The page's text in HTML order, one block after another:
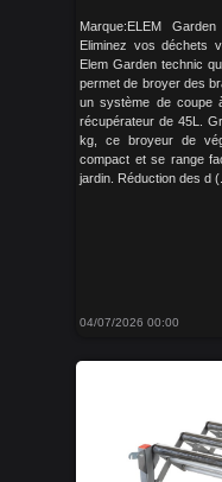
Marque:ELEM
Eliminez vos déchets
Elem Garden technic
permet de broyer des
un système de coupe
récupérateur de 45L.
kg, ce broyeur de
compact et se range
jardin. Réduction des d
04/07/2026 00:00